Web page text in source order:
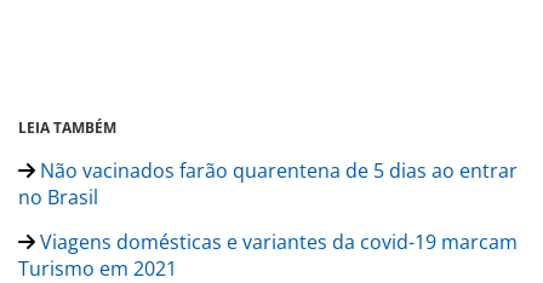
LEIA TAMBÉM
Não vacinados farão quarentena de 5 dias ao entrar
no Brasil
Viagens domésticas e variantes da covid-19 marcam
Turismo em 2021